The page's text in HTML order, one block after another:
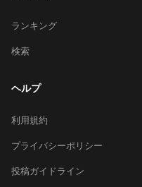
ランキング
検索
ヘルプ
利用規約
プライバシーポリシー
投稿ガイドライン